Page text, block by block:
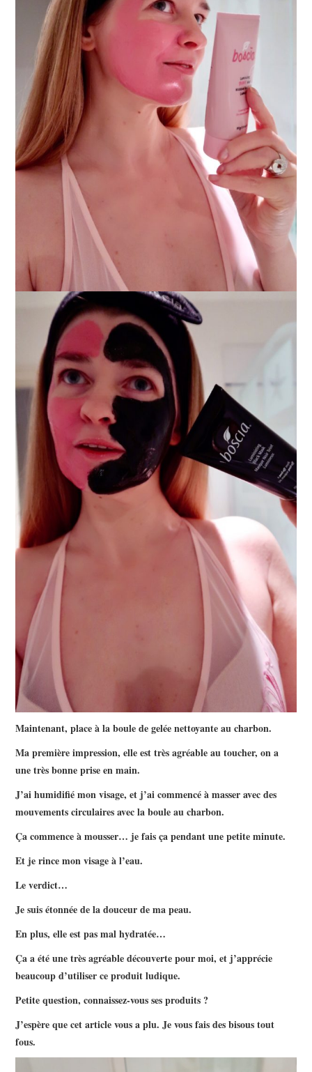
Maintenant, place à la boule de gelée nettoyante au charbon.
Ma première impression, elle est très agréable au toucher, on a
une très bonne prise en main.
J’ai humidifié mon visage, et j’ai commencé à masser avec des
mouvements circulaires avec la boule au charbon.
Ça commence à mousser… je fais ça pendant une petite minute.
Et je rince mon visage à l’eau.
Le verdict…
Je suis étonnée de la douceur de ma peau.
En plus, elle est pas mal hydratée…
Ça a été une très agréable découverte pour moi, et j’apprécie
beaucoup d’utiliser ce produit ludique.
Petite question, connaissez-vous ses produits ?
J’espère que cet article vous a plu. Je vous fais des bisous tout
fous.